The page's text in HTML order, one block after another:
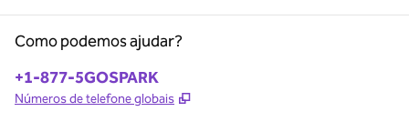
Como podemos ajudar?
Telefone:
+1-877-5GOSPARK
Números de telefone globais ,